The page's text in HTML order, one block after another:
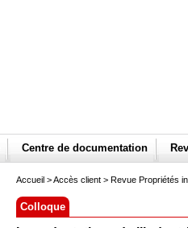
Centre de documentation
Accueil >Accès client > Revue Propriétés
Colloque